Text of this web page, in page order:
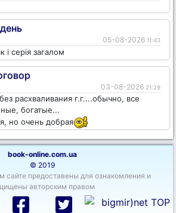
05-08-2026 11:43
і серія загалом
03-08-2026 21:29
расхваливания г.г....обычно, все
богатые...
но очень добрая
book-online.com.ua
© 2019
сайте предоставены для ознакомления и
авторским правом